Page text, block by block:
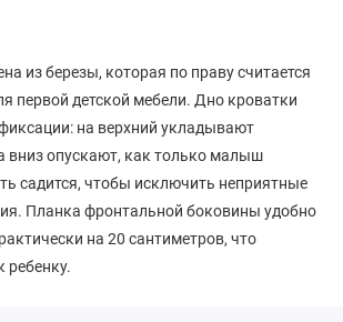
из березы, которая по праву считается
первой детской мебели. Дно кроватки
на верхний укладывают
вниз опускают, как только малыш
садится, чтобы исключить неприятные
Планка фронтальной боковины удобно
на 20 сантиметров, что
ребенку.